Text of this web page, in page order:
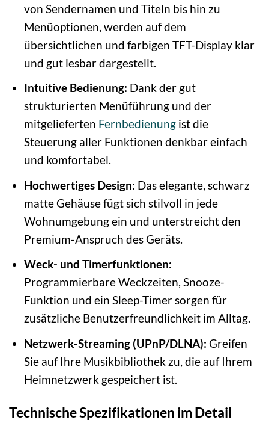
von Sendernamen und Titeln bis hin zu
Menüoptionen, werden auf dem
übersichtlichen und farbigen TFT-Display klar
und gut lesbar dargestellt.
Intuitive Bedienung: Dank der gut
strukturierten Menüführung und der
mitgelieferten Fernbedienungist die
Steuerung aller Funktionen denkbar einfach
und komfortabel.
Hochwertiges Design: Das elegante, schwarz
matte Gehäuse fügt sich stilvoll in jede
Wohnumgebung ein und unterstreicht den
Premium-Anspruch des Geräts.
Weck- und Timerfunktionen:
Programmierbare Weckzeiten, Snooze-
Funktion und ein Sleep-Timer sorgen für
zusätzliche Benutzerfreundlichkeit im Alltag.
Netzwerk-Streaming (UPnP/DLNA): Greifen
Sie auf Ihre Musikbibliothek zu, die auf Ihrem
Heimnetzwerk gespeichert ist.
Technische Spezifikationen im Detail